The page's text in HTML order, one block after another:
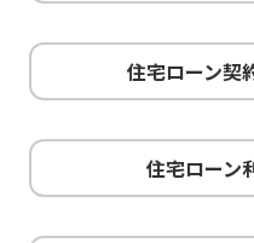
住宅ローン契
住宅ローン